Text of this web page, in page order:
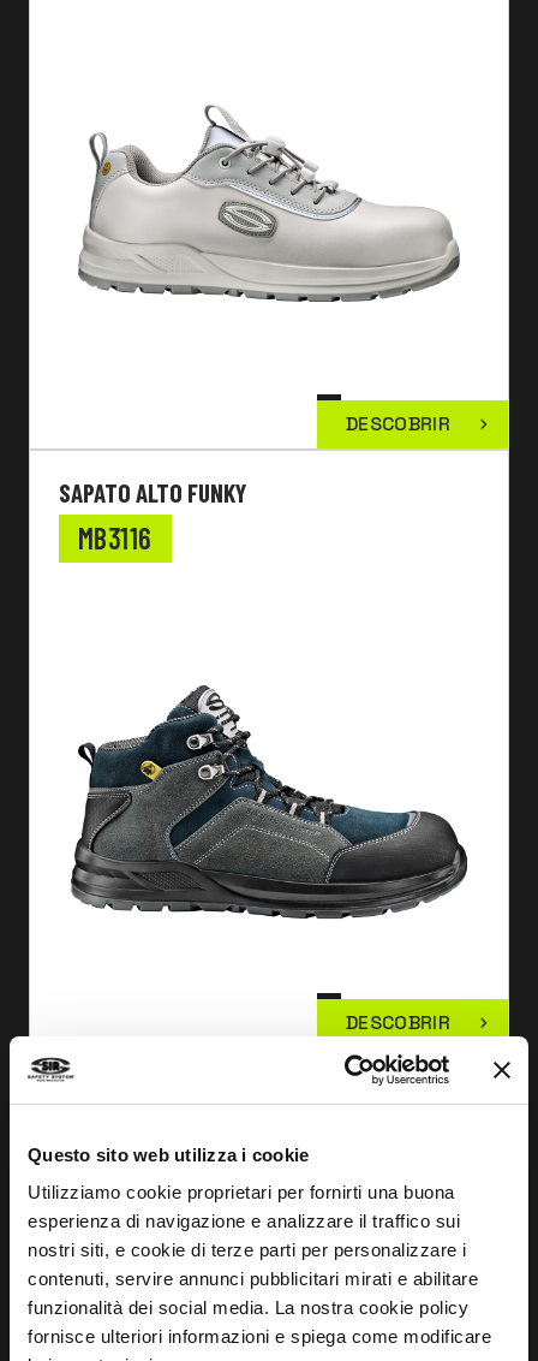
Questo sito web utilizza i cookie
Utilizziamo cookie proprietari per fornirti una buona
esperienza di navigazione e analizzare il traffico sui
nostri siti, e cookie di terze parti per personalizzare i
contenuti, servire annunci pubblicitari mirati e abilitare
funzionalità dei social media. La nostra cookie policy
fornisce ulteriori informazioni e spiega come modificare
DESCOBRIR
SAPATO ALTO FUNKY
MB3116
DESCOBRIR
SAPATO ALTO MYTHOLOGY